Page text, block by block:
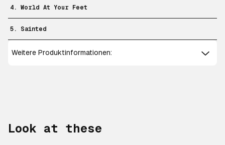
4. World At Your Feet
5. Sainted
Weitere Produktinformationen:
Look at these